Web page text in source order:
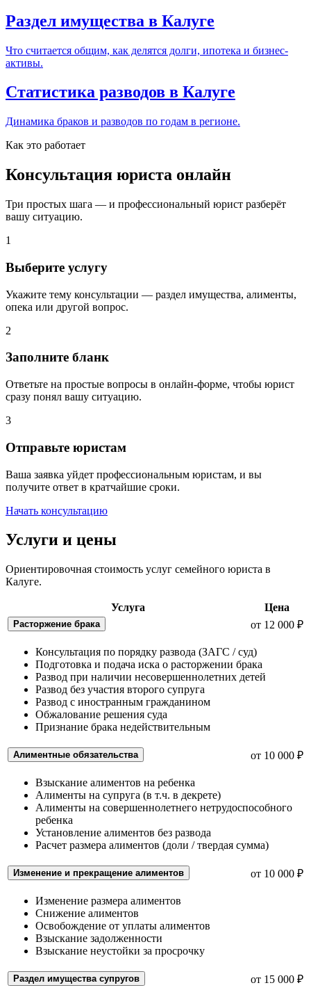
Раздел имущества в Калуге
Что считается общим, как делятся долги, ипотека и бизнес-
активы.
Статистика разводов в Калуге
Динамика браков и разводов по годам в регионе.
Как это работает
Консультация юриста онлайн
Три простых шага — и профессиональный юрист разберёт
вашу ситуацию.
1
Выберите услугу
Укажите тему консультации — раздел имущества, алименты,
опека или другой вопрос.
2
Заполните бланк
Ответьте на простые вопросы в онлайн-форме, чтобы юрист
сразу понял вашу ситуацию.
3
Отправьте юристам
Ваша заявка уйдет профессиональным юристам, и вы
получите ответ в кратчайшие сроки.
Начать консультацию
Услуги и цены
Ориентировочная стоимость услуг семейного юриста в
Калуге.
Услуга Цена
Расторжение брака от 12 000 ₽
Консультация по порядку развода (ЗАГС / суд)
Подготовка и подача иска о расторжении брака
Развод при наличии несовершеннолетних детей
Развод без участия второго супруга
Развод с иностранным гражданином
Обжалование решения суда
Признание брака недействительным
Алиментные обязательства от 10 000 ₽
Взыскание алиментов на ребенка
Алименты на супруга (в т.ч. в декрете)
Алименты на совершеннолетнего нетрудоспособного
ребенка
Установление алиментов без развода
Расчет размера алиментов (доли / твердая сумма)
Изменение и прекращение алиментов от 10 000 ₽
Изменение размера алиментов
Снижение алиментов
Освобождение от уплаты алиментов
Взыскание задолженности
Взыскание неустойки за просрочку
Раздел имущества супругов от 15 000 ₽